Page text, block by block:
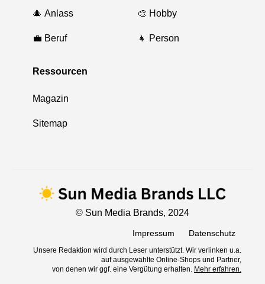
🎄 Anlass
💼 Beruf
🎨 Hobby
👧 Person
Ressourcen
Magazin
Sitemap
© Sun Media Brands, 2024
Impressum Datenschutz
Unsere Redaktion wird durch Leser unterstützt. Wir verlinken u.a.
auf ausgewählte Online-Shops und Partner,
von denen wir ggf. eine Vergütung erhalten. Mehr erfahren.